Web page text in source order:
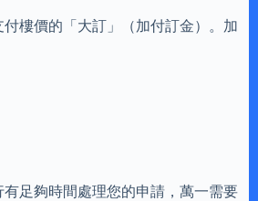
樓價的「大訂」（加付訂金）。加
足夠時間處理您的申請，萬一需要